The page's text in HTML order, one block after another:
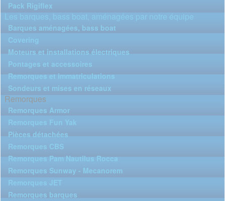
Pack Rigiflex
Les barques, bass boat, aménagées par notre équipe
Barques aménagées, bass boat
Covering
Moteurs et installations électriques
Pontages et accessoires
Remorques et immatriculations
Sondeurs et mises en réseaux
Remorques
Remorques Armor
Remorques Fun Yak
Pièces détachées
Remorques CBS
Remorques Pam Nautilus Rocca
Remorques Sunway - Mecanorem
Remorques JET
Remorques barques